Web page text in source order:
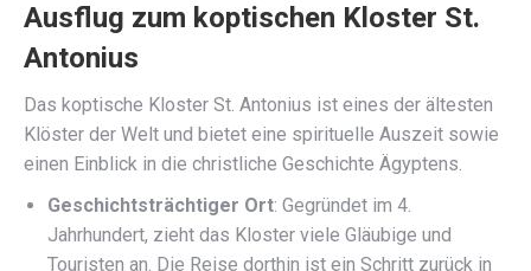
Ausflug zum koptischen Kloster St.
Antonius
Das koptische Kloster St. Antonius ist eines der ältesten
Klöster der Welt und bietet eine spirituelle Auszeit sowie
einen Einblick in die christliche Geschichte Ägyptens.
Geschichtsträchtiger Ort: Gegründet im 4.
Jahrhundert, zieht das Kloster viele Gläubige und
Touristen an. Die Reise dorthin ist ein Schritt zurück in